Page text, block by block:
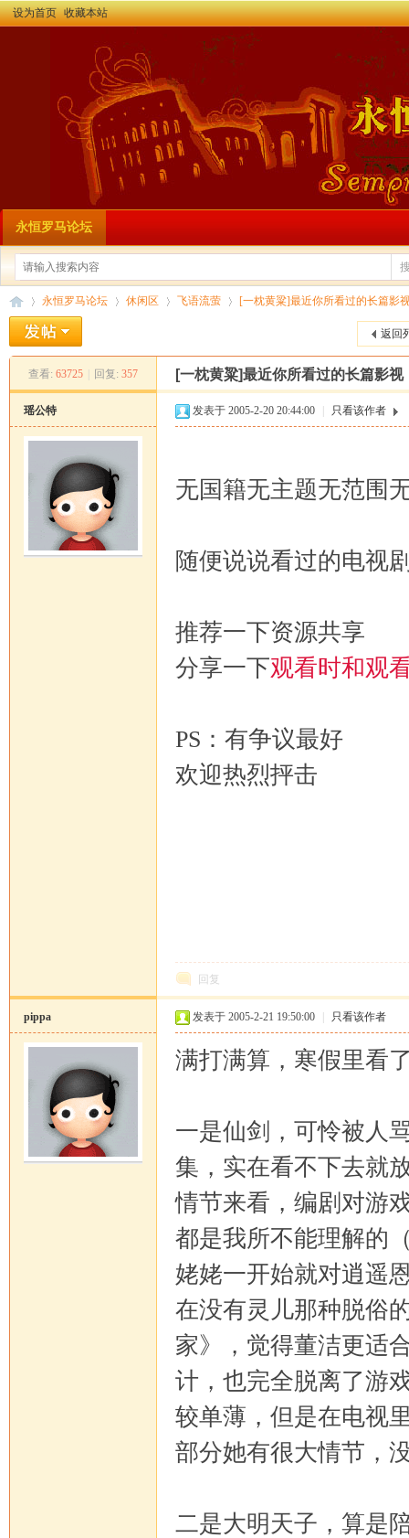
设为首页 收藏本站
永恒罗马论坛
»
永恒罗马论坛
›
休闲区 飞语流萤
›
[一枕黄粱]最近你所看过的长篇影
返回
查看: 63725 回复: 357 [一枕黄粱]最近你所看过的长篇影视
瑶公特 发表于 2005-2-20 20:44:00 只看该作者
无国籍无主题无范围
随便说说看过的电视
推荐一下资源共享
分享一下观看时和观
PS：有争议最好
欢迎热烈抨击
回复
pippa 发表于 2005-2-21 19:50:00 只看该作者
满打满算，寒假里看
一是仙剑，可怜被人
集，实在看不下去就
情节来看，编剧对游
都是我所不能理解的
姥姥一开始就对逍遥
在没有灵儿那种脱俗
家》，觉得董洁更适
计，也完全脱离了游
较单薄，但是在电视
部分她有很大情节，
二是大明天子，算是